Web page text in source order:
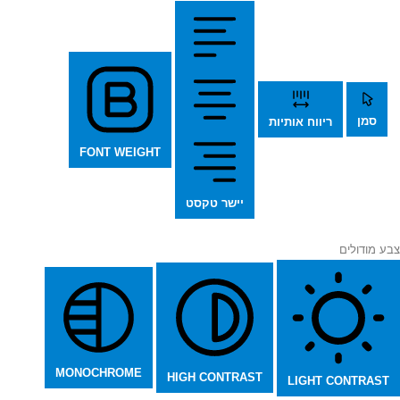
סמן ריווח אותיות
יישר טקסט
FONT WEIGHT
צבע מודולים
LIGHT CONTRAST
HIGH CONTRAST
MONOCHROME